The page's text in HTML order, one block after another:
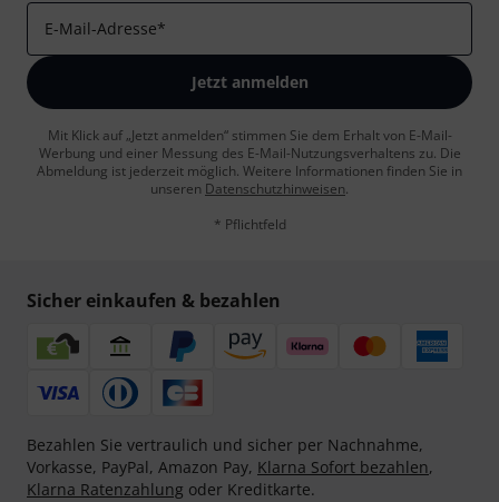
E-Mail-Adresse*
Jetzt anmelden
Mit Klick auf „Jetzt anmelden“ stimmen Sie dem Erhalt von E-Mail-
Werbung und einer Messung des E-Mail-Nutzungsverhaltens zu. Die
Abmeldung ist jederzeit möglich. Weitere Informationen finden Sie in
unseren Datenschutzhinweisen.
* Pflichtfeld
Sicher einkaufen & bezahlen
Bezahlen Sie vertraulich und sicher per Nachnahme,
Vorkasse, PayPal, Amazon Pay, Klarna Sofort bezahlen,
Klarna Ratenzahlung oder Kreditkarte.